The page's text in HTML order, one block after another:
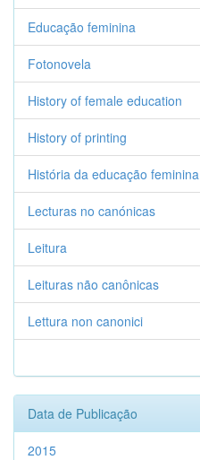
Educação feminina
Fotonovela
History of female education
History of printing
História da educação feminina
Lecturas no canónicas
Leitura
Leituras não canônicas
Lettura non canonici
Data de Publicação
2015